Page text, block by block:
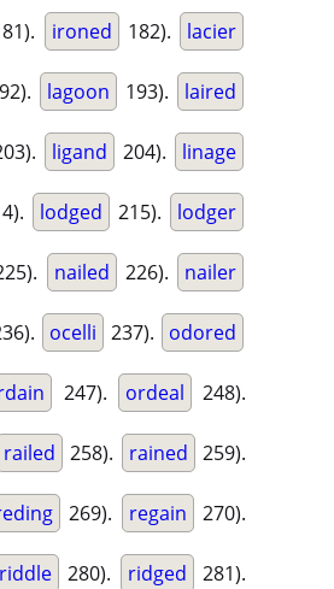
ironed 182). lacier
lagoon 193). laired
ligand 204). linage
lodged 215). lodger
nailed 226). nailer
ocelli 237). odored
247). ordeal 248).
railed 258). rained 259).
269). regain 270).
riddle 280). ridged 281).